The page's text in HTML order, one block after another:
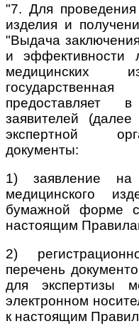
"7. Для проведения
изделия и
"Выдача
и эффективности
медицинских
предоставляет
заявителей
экспертной
документы:
1) заявление на
медицинского
бумажной форме
настоящим
2)
перечень
для экспертизы
электронном
к настоящим